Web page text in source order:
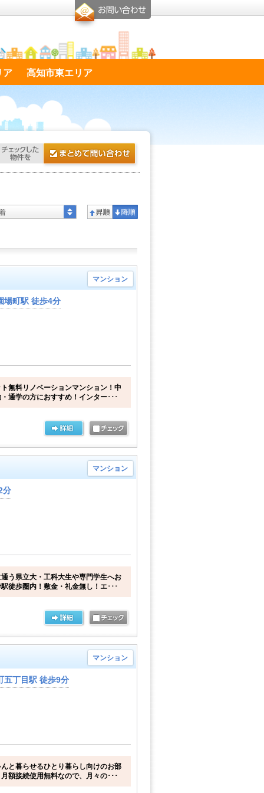
ア 高知市東エリア
マンション
場町駅 徒歩4分
無料リノベーションマンション！中
通学の方におすすめ！インター･･･
マンション
分
う県立大・工科大生や専門学生へお
徒歩圏内！敷金・礼金無し！エ･･･
マンション
五丁目駅 徒歩9分
と暮らせるひとり暮らし向けのお部
額接続使用無料なので、月々の･･･